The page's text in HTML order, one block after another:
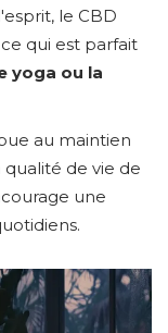
le CBD
qui est parfait
yoga ou la
au maintien
de vie de
une